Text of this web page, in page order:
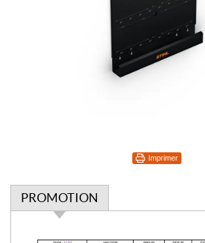
Imprimer
PROMOTION